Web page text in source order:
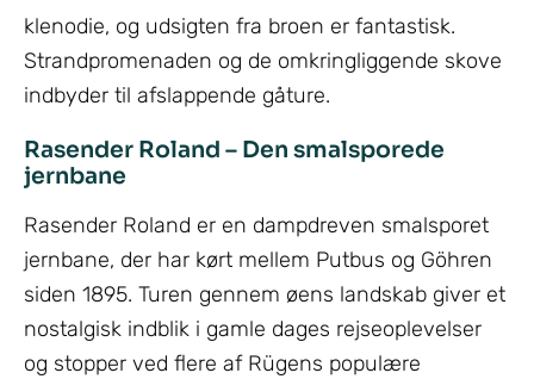
klenodie, og udsigten fra broen er fantastisk.
Strandpromenaden og de omkringliggende skove
indbyder til afslappende gåture.
Rasender Roland – Den smalsporede
jernbane
Rasender Roland er en dampdreven smalsporet
jernbane, der har kørt mellem Putbus og Göhren
siden 1895. Turen gennem øens landskab giver et
nostalgisk indblik i gamle dages rejseoplevelser
og stopper ved flere af Rügens populære